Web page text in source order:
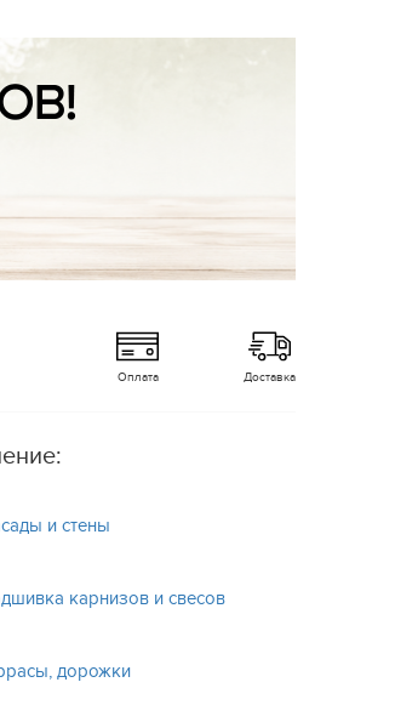
Оплата Доставка
и стены
карнизов и свесов
дорожки